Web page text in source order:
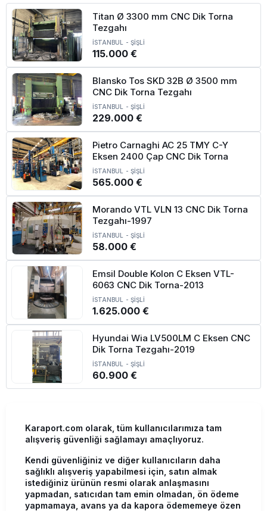
Titan Ø 3300 mm CNC Dik Torna
Tezgahı
İSTANBUL - ŞİŞLİ
115.000 €
Blansko Tos SKD 32B Ø 3500 mm
CNC Dik Torna Tezgahı
İSTANBUL - ŞİŞLİ
229.000 €
Pietro Carnaghi AC 25 TMY C-Y
Eksen 2400 Çap CNC Dik Torna
İSTANBUL - ŞİŞLİ
565.000 €
Morando VTL VLN 13 CNC Dik Torna
Tezgahı-1997
İSTANBUL - ŞİŞLİ
58.000 €
Emsil Double Kolon C Eksen VTL-
6063 CNC Dik Torna-2013
İSTANBUL - ŞİŞLİ
1.625.000 €
Hyundai Wia LV500LM C Eksen CNC
Dik Torna Tezgahı-2019
İSTANBUL - ŞİŞLİ
60.900 €
Karaport.com olarak, tüm kullanıcılarımıza tam
alışveriş güvenliği sağlamayı amaçlıyoruz.
Kendi güvenliğiniz ve diğer kullanıcıların daha
sağlıklı alışveriş yapabilmesi için, satın almak
istediğiniz ürünün resmi olarak anlaşmasını
yapmadan, satıcıdan tam emin olmadan, ön ödeme
yapmamaya, avans ya da kapora ödememeye özen